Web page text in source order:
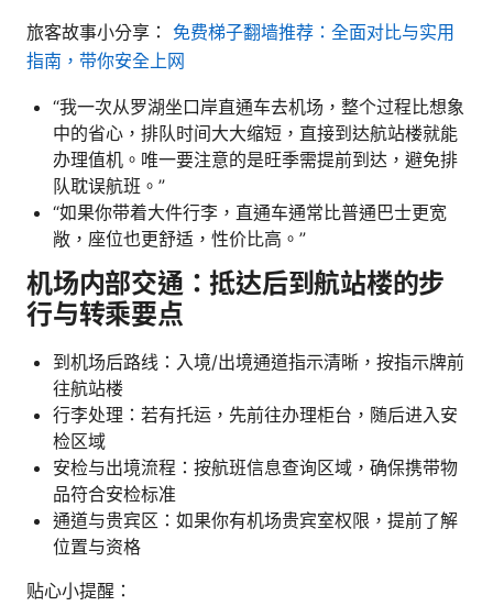
旅客故事小分享： 免费梯子翻墙推荐：全面对比与实用
指南，带你安全上网
“我一次从罗湖坐口岸直通车去机场，整个过程比想象
中的省心，排队时间大大缩短，直接到达航站楼就能
办理值机。唯一要注意的是旺季需提前到达，避免排
队耽误航班。”
“如果你带着大件行李，直通车通常比普通巴士更宽
敞，座位也更舒适，性价比高。”
机场内部交通：抵达后到航站楼的步
行与转乘要点
到机场后路线：入境/出境通道指示清晰，按指示牌前
往航站楼
行李处理：若有托运，先前往办理柜台，随后进入安
检区域
安检与出境流程：按航班信息查询区域，确保携带物
品符合安检标准
通道与贵宾区：如果你有机场贵宾室权限，提前了解
位置与资格
贴心小提醒：